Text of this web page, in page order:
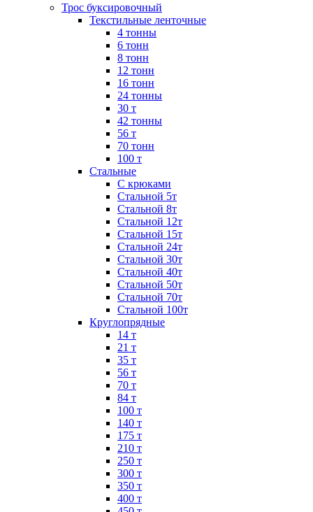
Трос буксировочный
Текстильные ленточные
4 тонны
6 тонн
8 тонн
12 тонн
16 тонн
24 тонны
30 т
42 тонны
56 т
70 тонн
100 т
Стальные
С крюками
Стальной 5т
Стальной 8т
Стальной 12т
Стальной 15т
Стальной 24т
Стальной 30т
Стальной 40т
Стальной 50т
Стальной 70т
Стальной 100т
Круглопрядные
14 т
21 т
35 т
56 т
70 т
84 т
100 т
140 т
175 т
210 т
250 т
300 т
350 т
400 т